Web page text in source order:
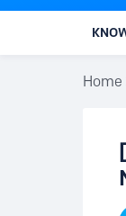
Home